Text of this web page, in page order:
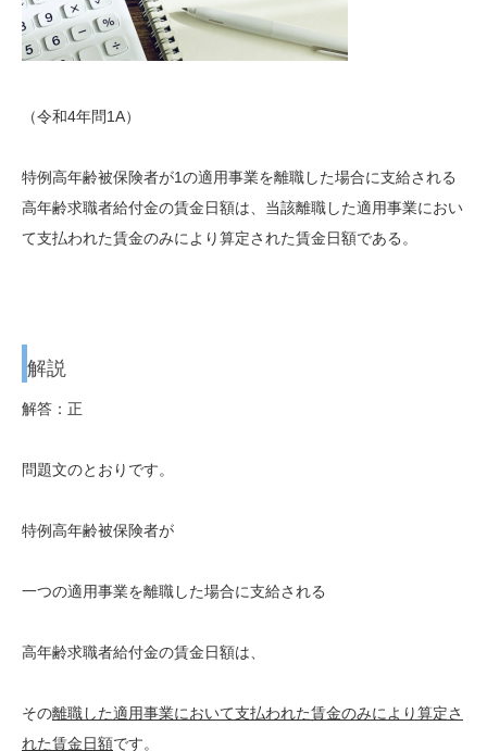
（令和4年問1A）
特例高年齢被保険者が1の適用事業を離職した場合に支給される
高年齢求職者給付金の賃金日額は、当該離職した適用事業におい
て支払われた賃金のみにより算定された賃金日額である。
解説
解答：正
問題文のとおりです。
特例高年齢被保険者が
一つの適用事業を離職した場合に支給される
高年齢求職者給付金の賃金日額は、
その離職した適用事業において支払われた賃金のみにより算定さ
れた賃金日額です。